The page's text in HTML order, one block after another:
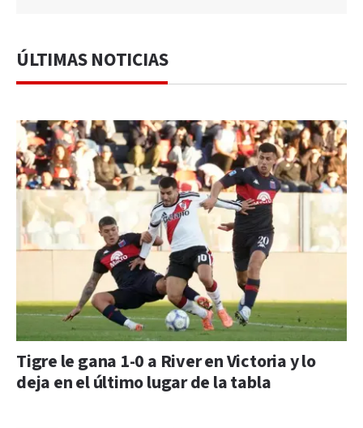
ÚLTIMAS NOTICIAS
Tigre le gana 1-0 a River en Victoria y lo
deja en el último lugar de la tabla